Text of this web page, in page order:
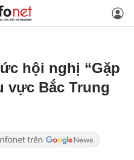
hội nghị “Gặp
vực Bắc Trung